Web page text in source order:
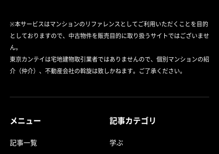
※本サービスはマンションのリファレンスとしてご利用いただくことを目的
としておりますので、中古物件を販売目的に取り扱うサイトではございませ
ん。
東京カンテイは宅地建物取引業者ではありませんので、個別マンションの紹
介（仲介）、不動産会社の斡旋は致しかねます。ご了承ください。
メニュー
記事一覧
記事カテゴリ
学ぶ